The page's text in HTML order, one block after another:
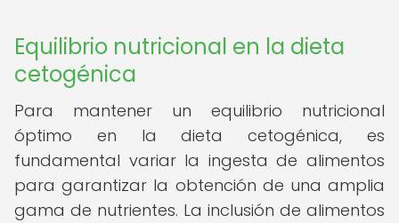
Equilibrio nutricional en la dieta
cetogénica
Para mantener un equilibrio nutricional
óptimo en la dieta cetogénica, es
fundamental variar la ingesta de alimentos
para garantizar la obtención de una amplia
gama de nutrientes. La inclusión de alimentos